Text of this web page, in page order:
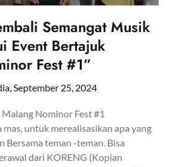
Semangat Musik
Event Bertajuk
Fest #1”
September 25, 2024
Malang Nominor Fest #1
untuk merealisasikan apa yang
Bersama teman -teman. Bisa
dari KORENG (Kopian